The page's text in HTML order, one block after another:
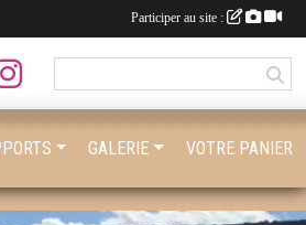
GALERIE VOTRE PANIER
Participer au site :